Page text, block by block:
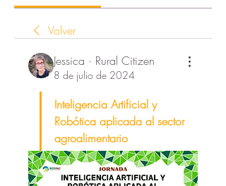
Volver
Jessica · Rural Citizen
8 de julio de 2024
Inteligencia Artificial y
Robótica aplicada al sector
agroalimentario